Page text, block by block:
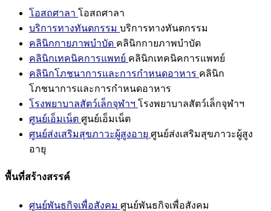
โอสถศาลา โอสถศาลา
บริการทางทันตกรรม บริการทางทันตกรรม
คลินิกกายภาพบำบัด คลินิกกายภาพบำบัด
คลินิกเทคนิคการแพทย์ คลินิกเทคนิคการแพทย์
คลินิกโภชนาการและการกำหนดอาหาร คลินิก
โภชนาการและการกำหนดอาหาร
โรงพยาบาลสัตว์เล็กจุฬาฯ โรงพยาบาลสัตว์เล็กจุฬาฯ
ศูนย์เอ็มเน็ต ศูนย์เอ็มเน็ต
ศูนย์ส่งเสริมสุขภาวะผู้สูงอายุ ศูนย์ส่งเสริมสุขภาวะผู้สูง
อายุ
พื้นที่สร้างสรรค์
ศูนย์พันธกิจเพื่อสังคม ศูนย์พันธกิจเพื่อสังคม